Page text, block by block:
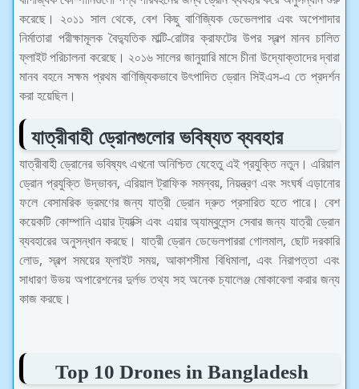
করেছে। ২০১১ সাল থেকে, বেশ কিছু বাণিজ্যিক ডেভেলপার এবং অপেশাদার
নির্মাতারা পরীক্ষামূলক বৈদ্যুতিক মাল্টি-রোটার ক্রাফটের উপর স্বল্প মানব চালিত
ফ্লাইট পরিচালনা করেছে। ২০১৬ সালের জানুয়ারি মাসে চীনা উদ্যোক্তাদের দ্বারা
মানব বহনে সক্ষম প্রথম বাণিজ্যিকভাবে উৎপাদিত ড্রোন সিইএস-এ তে প্রদর্শন
করা হয়েছিল।
যাত্রীবাহী ড্রোনগুলোর ভবিষ্যত ব্যবহার
যাত্রীবাহী ড্রোনের ভবিষ্যৎ এখনো অনিশ্চিত যেহেতু এই প্রযুক্তি নতুন। এরিয়াল
ড্রোন প্রযুক্তি উদ্ভাবন, এরিয়াল ট্রাফিক সমন্বয়, নিয়ন্ত্রণ এবং সংঘর্ষ এড়ানোর
ফলে বেসামরিক ভ্রমণের জন্য যাত্রী ড্রোন দ্রুত প্রসারিত হতে পারে। বেশ
কয়েকটি কোম্পানি এয়ার ট্যাক্সি এবং এয়ার অ্যাম্বুলেন্স সেবার জন্য যাত্রী ড্রোন
ব্যবহারের অনুসন্ধান করছে। যাত্রী ড্রোন ডেভেলপাররা গোলমাল, ছোট দরকারি
লোড, স্বল্প সময়ের ফ্লাইট সময়, আকাশসীমা বিধিমালা, এবং নিরাপত্তা এবং
সাধারণ উভয় অপারেশনের দুর্লভ তথ্য সহ অনেক চ্যালেঞ্জ মোকাবেলা করার জন্য
কাজ করছে।
Top 10 Drones in Bangladesh